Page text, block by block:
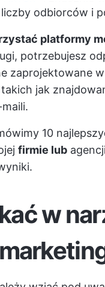
odbiorców i
platformy
potrzebujesz
zaprojektowane
jak
10
firmie lub
w